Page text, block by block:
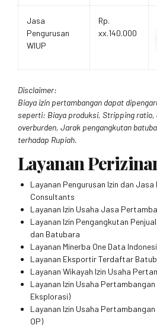
Jasa
Pengurusan
WIUP
Rp.
xx.140.000
Disclaimer:
Biaya izin pertambangan dapat
seperti: Biaya produksi, Stripping ratio,
overburden, Jarak pengangkutan
terhadap Rupiah.
Layanan
Layanan Pengurusan Izin dan
Consultants
Layanan Izin Usaha Jasa
Layanan Izin Pengangkutan
dan Batubara
Layanan Minerba One Data
Layanan Eksportir Terdaftar
Layanan Wikayah Izin Usaha
Layanan Izin Usaha
Eksplorasi)
Layanan Izin Usaha
OP)